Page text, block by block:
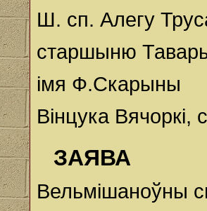
Ш. сп. Алегу
старшыню
імя Ф.Скарыны
Вінцука
ЗАЯВА
Вельмішаноўны